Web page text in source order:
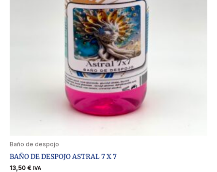
Baño de despojo
BAÑO DE DESPOJO ASTRAL 7 X 7
13,50 € IVA